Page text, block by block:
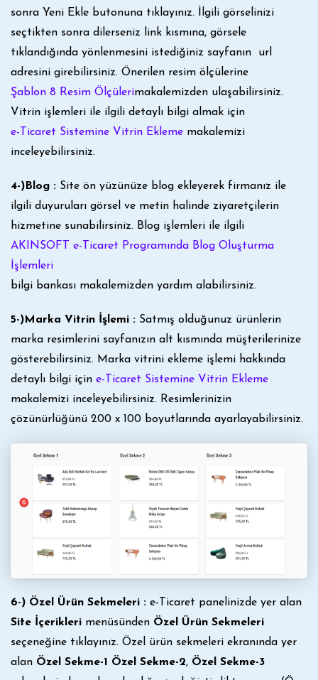
sonra Yeni Ekle butonuna tıklayınız. İlgili görselinizi
seçtikten sonra dilerseniz link kısmına, görsele
tıklandığında yönlenmesini istediğiniz sayfanın url
adresini girebilirsiniz. Önerilen resim ölçülerine
Şablon 8 Resim Ölçülerimakalemizden ulaşabilirsiniz.
Vitrin işlemleri ile ilgili detaylı bilgi almak için
e-Ticaret Sistemine Vitrin Ekleme makalemizi
inceleyebilirsiniz.
4-)Blog : Site ön yüzünüze blog ekleyerek firmanız ile
ilgili duyuruları görsel ve metin halinde ziyaretçilerin
hizmetine sunabilirsiniz. Blog işlemleri ile ilgili
AKINSOFT e-Ticaret Programında Blog Oluşturma
İşlemleri
bilgi bankası makalemizden yardım alabilirsiniz.
5-)Marka Vitrin İşlemi : Satmış olduğunuz ürünlerin
marka resimlerini sayfanızın alt kısmında müşterilerinize
gösterebilirsiniz. Marka vitrini ekleme işlemi hakkında
detaylı bilgi için e-Ticaret Sistemine Vitrin Ekleme
makalemizi inceleyebilirsiniz. Resimlerinizin
çözünürlüğünü 200 x 100 boyutlarında ayarlayabilirsiniz.
6-) Özel Ürün Sekmeleri : e-Ticaret panelinizde yer alan
Site İçerikleri menüsünden Özel Ürün Sekmeleri
seçeneğine tıklayınız. Özel ürün sekmeleri ekranında yer
alan Özel Sekme-1 Özel Sekme-2, Özel Sekme-3